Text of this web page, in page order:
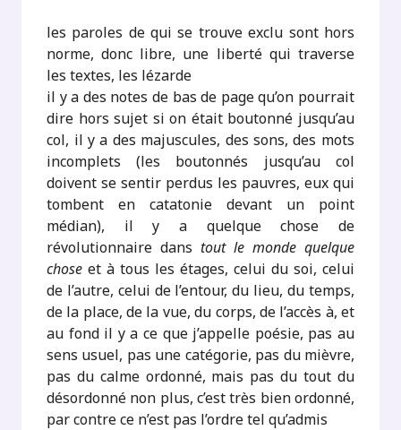
les paroles de qui se trouve exclu sont hors
norme, donc libre, une liberté qui traverse
les textes, les lézarde
il y a des notes de bas de page qu’on pourrait
dire hors sujet si on était boutonné jusqu’au
col, il y a des majuscules, des sons, des mots
incomplets (les boutonnés jusqu’au col
doivent se sentir perdus les pauvres, eux qui
tombent en catatonie devant un point
médian), il y a quelque chose de
révolutionnaire danstout le monde quelque
chose et à tous les étages, celui du soi, celui
de l’autre, celui de l’entour, du lieu, du temps,
de la place, de la vue, du corps, de l’accès à, et
au fond il y a ce que j’appelle poésie, pas au
sens usuel, pas une catégorie, pas du mièvre,
pas du calme ordonné, mais pas du tout du
désordonné non plus, c’est très bien ordonné,
par contre ce n’est pas l’ordre tel qu’admis